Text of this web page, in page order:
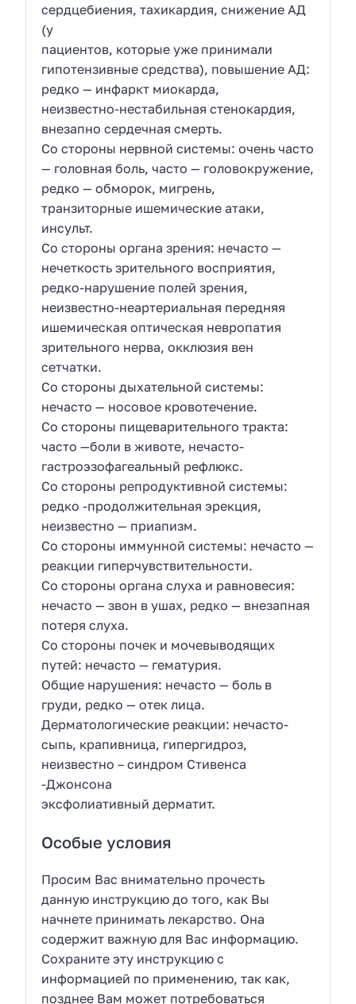
сердцебиения, тахикардия, снижение АД
(у
пациентов, которые уже принимали
гипотензивные средства), повышение АД:
редко — инфаркт миокарда,
неизвестно-нестабильная стенокардия,
внезапно сердечная смерть.
Со стороны нервной системы: очень часто
— головная боль, часто — головокружение,
редко — обморок, мигрень,
транзиторные ишемические атаки,
инсульт.
Со стороны органа зрения: нечасто —
нечеткость зрительного восприятия,
редко-нарушение полей зрения,
неизвестно-неартериальная передняя
ишемическая оптическая невропатия
зрительного нерва, окклюзия вен
сетчатки.
Со стороны дыхательной системы:
нечасто — носовое кровотечение.
Со стороны пищеварительного тракта:
часто —боли в животе, нечасто-
гастроэзофагеальный рефлюкс.
Со стороны репродуктивной системы:
редко -продолжительная эрекция,
неизвестно — приапизм.
Со стороны иммунной системы: нечасто —
реакции гиперчувствительности.
Со стороны органа слуха и равновесия:
нечасто — звон в ушах, редко — внезапная
потеря слуха.
Со стороны почек и мочевыводящих
путей: нечасто — гематурия.
Общие нарушения: нечасто — боль в
груди, редко — отек лица.
Дерматологические реакции: нечасто-
сыпь, крапивница, гипергидроз,
неизвестно – синдром Стивенса
-Джонсона
эксфолиативный дерматит.
Особые условия
Просим Вас внимательно прочесть
данную инструкцию до того, как Вы
начнете принимать лекарство. Она
содержит важную для Вас информацию.
Сохраните эту инструкцию с
информацией по применению, так как,
позднее Вам может потребоваться